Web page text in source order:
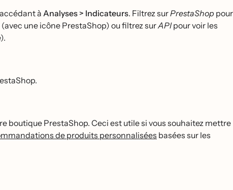
à Analyses > Indicateurs. Filtrez surPrestaShop pour
une icône PrestaShop) ou filtrez surAPIpour voir les
boutique PrestaShop. Ceci est utile si vous souhaitez mettre
de produits personnalisées basées sur les